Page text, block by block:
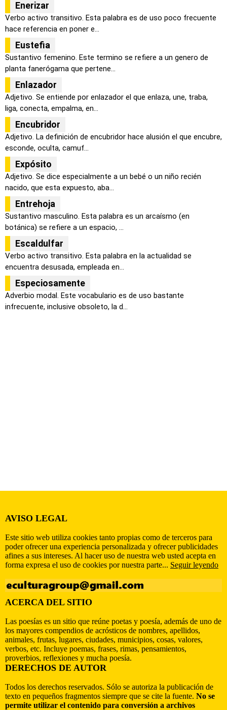
Enerizar
Verbo activo transitivo. Esta palabra es de uso poco frecuente
hace referencia en poner e...
Eustefia
Sustantivo femenino. Este termino se refiere a un genero de
planta fanerógama que pertene...
Enlazador
Adjetivo. Se entiende por enlazador el que enlaza, une, traba,
liga, conecta, empalma, en...
Encubridor
Adjetivo. La definición de encubridor hace alusión el que encubre,
esconde, oculta, camuf...
Expósito
Adjetivo. Se dice especialmente a un bebé o un niño recién
nacido, que esta expuesto, aba...
Entrehoja
Sustantivo masculino. Esta palabra es un arcaísmo (en
botánica) se refiere a un espacio, ...
Escaldulfar
Verbo activo transitivo. Esta palabra en la actualidad se
encuentra desusada, empleada en...
Especiosamente
Adverbio modal. Este vocabulario es de uso bastante
infrecuente, inclusive obsoleto, la d...
AVISO LEGAL
Este sitio web utiliza cookies tanto propias como de terceros para
poder ofrecer una experiencia personalizada y ofrecer publicidades
afines a sus intereses. Al hacer uso de nuestra web usted acepta en
forma expresa el uso de cookies por nuestra parte... Seguir leyendo
ACERCA DEL SITIO
Las poesías es un sitio que reúne poetas y poesía, además de uno de
los mayores compendios de acrósticos de nombres, apellidos,
animales, frutas, lugares, ciudades, municipios, cosas, valores,
verbos, etc. Incluye poemas, frases, rimas, pensamientos,
proverbios, reflexiones y mucha poesía.
DERECHOS DE AUTOR
Todos los derechos reservados. Sólo se autoriza la publicación de
texto en pequeños fragmentos siempre que se cite la fuente. No se
permite utilizar el contenido para conversión a archivos